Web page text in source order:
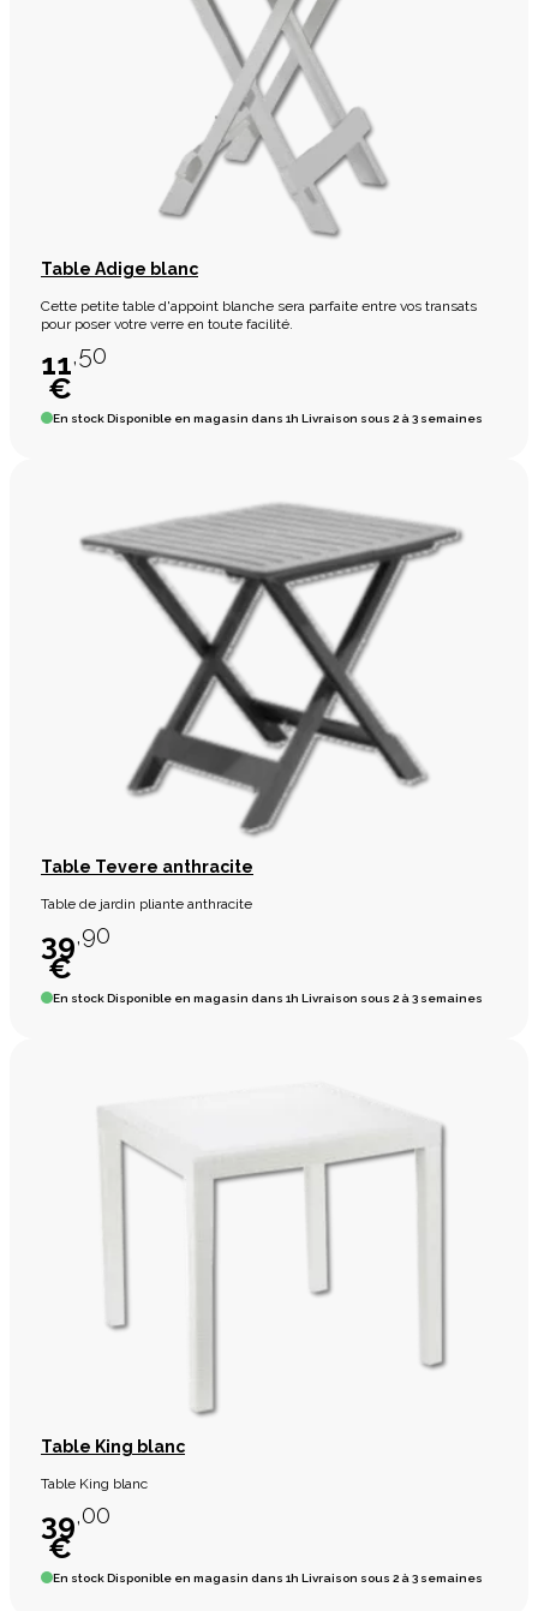
Table Adige blanc
Cette petite table d'appoint blanche sera parfaite entre vos transats
pour poser votre verre en toute facilité.
11,50
€
En stockDisponible en magasin dans 1h Livraison sous 2 à 3 semaines
Table Tevere anthracite
Table de jardin pliante anthracite
39,90
€
En stockDisponible en magasin dans 1h Livraison sous 2 à 3 semaines
Table King blanc
Table King blanc
39,00
€
En stockDisponible en magasin dans 1h Livraison sous 2 à 3 semaines